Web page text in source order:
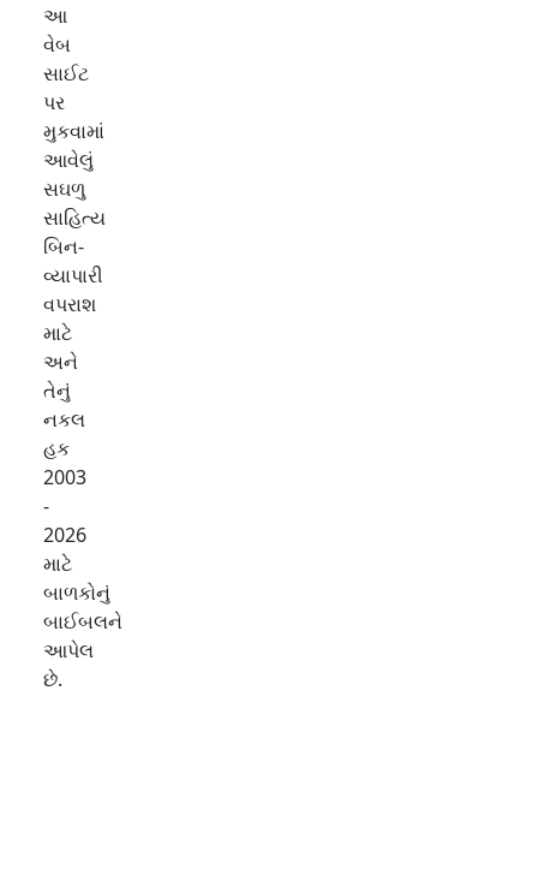
આ
વેબ
સાઈટ
પર
મુકવામાં
આવેલું
સઘળુ
સાહિત્ય
બિન-
વ્યાપારી
વપરાશ
માટે
અને
તેનું
નકલ
હક
2003
-
2026
માટે
બાળકોનું
બાઈબલને
આપેલ
છે.